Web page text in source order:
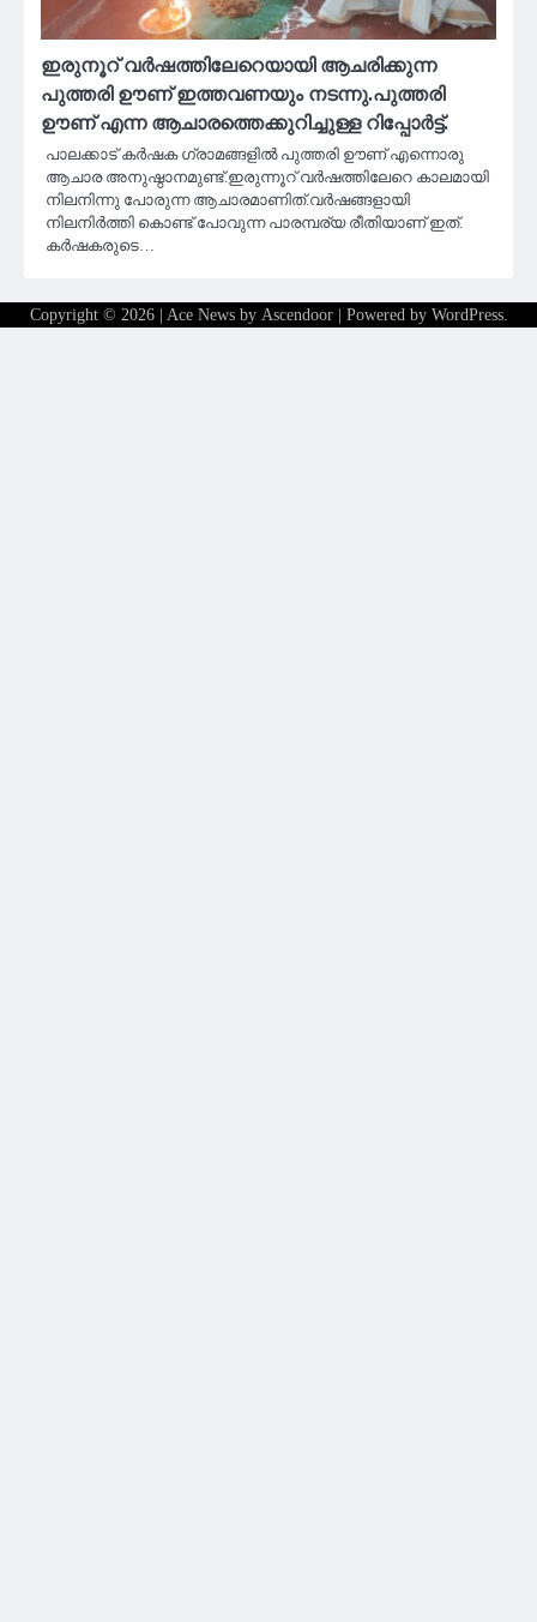
ഇരുനൂറ് വർഷത്തിലേറെയായി ആചരിക്കുന്ന
പുത്തരി ഊണ് ഇത്തവണയും നടന്നു.പുത്തരി
ഊണ് എന്ന ആചാരത്തെക്കുറിച്ചുള്ള റിപ്പോർട്ട്.
പാലക്കാട് കർഷക ഗ്രാമങ്ങളിൽ പുത്തരി ഊണ് എന്നൊരു
ആചാര അനുഷ്ഠാനമുണ്ട്.ഇരുന്നൂറ് വർഷത്തിലേറെ കാലമായി
നിലനിന്നു പോരുന്ന ആചാരമാണിത്.വർഷങ്ങളായി
നിലനിർത്തി കൊണ്ട് പോവുന്ന പാരമ്പര്യ രീതിയാണ് ഇത്.
കർഷകരുടെ…
Copyright © 2026 | Ace News by Ascendoor| Powered by WordPress.